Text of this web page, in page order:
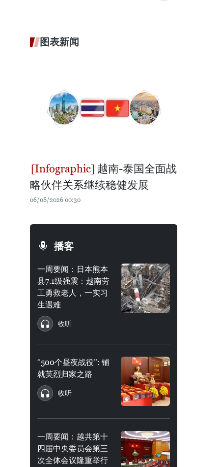
图表新闻
越南-泰国全面战
略伙伴关系继续稳健发展
06/08/2026 00:30
播客
一周要闻：日本熊本
县7.1级强震：越南劳
工勇救老人，一实习
生遇难
收听
“500个昼夜战役”: 铺
就英烈归家之路
收听
一周要闻：越共第十
四届中央委员会第三
次全体会议隆重举行